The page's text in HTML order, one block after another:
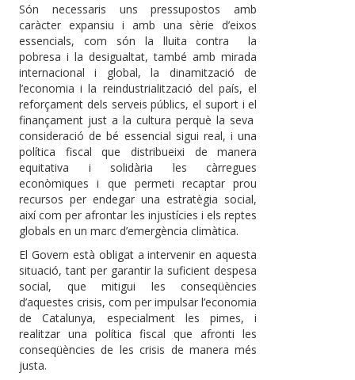
Són necessaris uns pressupostos amb
caràcter expansiu i amb una sèrie d’eixos
essencials, com són la lluita contra la
pobresa i la desigualtat, també amb mirada
internacional i global, la dinamització de
l’economia i la reindustrialització del país, el
reforçament dels serveis públics, el suport i el
finançament just a la cultura perquè la seva
consideració de bé essencial sigui real, i una
política fiscal que distribueixi de manera
equitativa i solidària les càrregues
econòmiques i que permeti recaptar prou
recursos per endegar una estratègia social,
així com per afrontar les injustícies i els reptes
globals en un marc d’emergència climàtica.
El Govern està obligat a intervenir en aquesta
situació, tant per garantir la suficient despesa
social, que mitigui les conseqüències
d’aquestes crisis, com per impulsar l’economia
de Catalunya, especialment les pimes, i
realitzar una política fiscal que afronti les
conseqüències de les crisis de manera més
justa.